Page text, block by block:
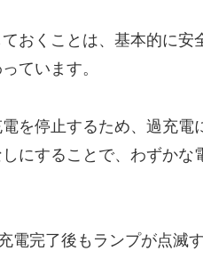
おくことは、基本的に安
ています。
を停止するため、過充電
にすることで、わずかな
完了後もランプが点滅